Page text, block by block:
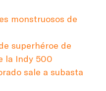
monstruosos de
superhéroe de
la Indy 500
sale a subasta